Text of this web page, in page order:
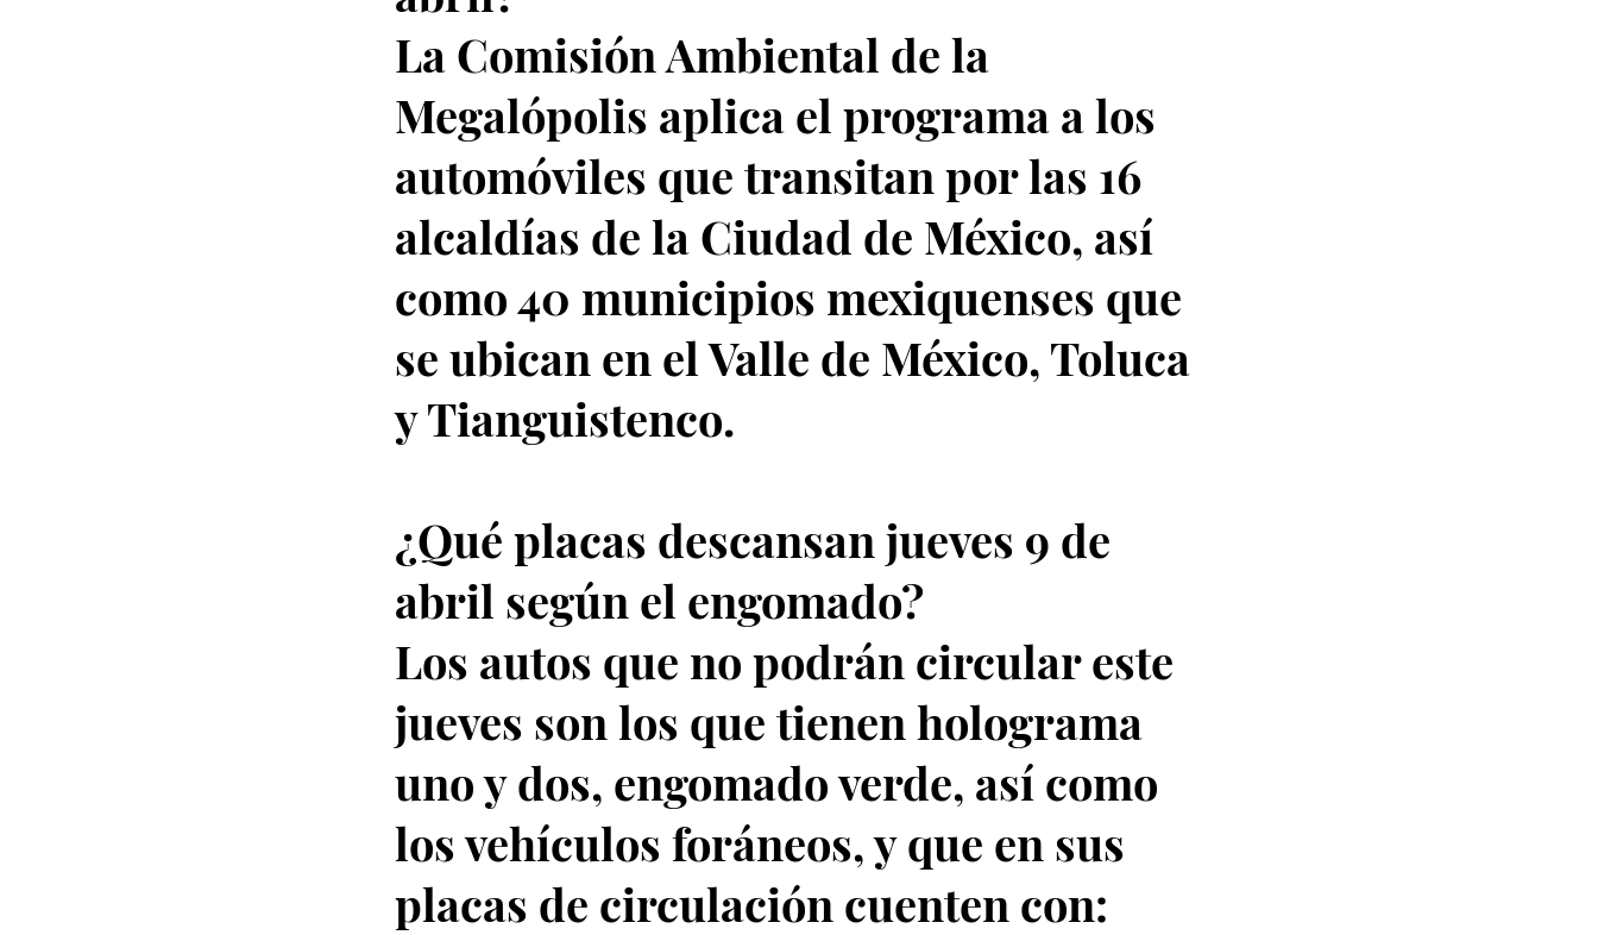
La Comisión Ambiental de la
Megalópolis aplica el programa a los
automóviles que transitan por las 16
alcaldías de la Ciudad de México, así
como 40 municipios mexiquenses que
se ubican en el Valle de México, Toluca
y Tianguistenco.
¿Qué placas descansan jueves 9 de
abril según el engomado?
Los autos que no podrán circular este
jueves son los que tienen holograma
uno y dos, engomado verde, así como
los vehículos foráneos, y que en sus
placas de circulación cuenten con: